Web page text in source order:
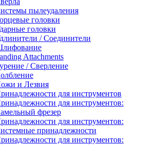
пылеудаления
головки
головки
/ Соединители
Attachments
/ Сверление
и Лезвия
для инструментов
для инструментов:
фрезер
для инструментов:
принадлежности
для инструментов: